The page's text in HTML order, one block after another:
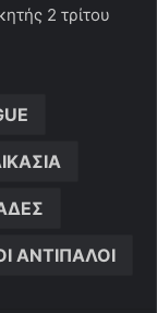
2 τρίτου
ΑΝΤΙΠΑΛΟΙ